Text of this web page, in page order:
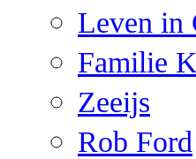
Leven in
Familie
Zeeijs
Rob Ford